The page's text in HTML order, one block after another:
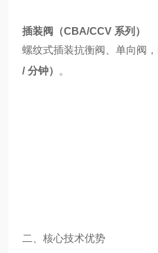
插装阀（CBA/CCV 系列）
螺纹式插装抗衡阀、单向阀，
/ 分钟）
。
二、核心技术优势